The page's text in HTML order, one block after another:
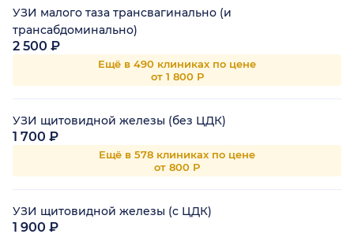
УЗИ малого таза трансвагинально (и
трансабдоминально)
2 500 ₽
Ещё в 490 клиниках по цене
от 1 800 Р
УЗИ щитовидной железы (без ЦДК)
1 700 ₽
Ещё в 578 клиниках по цене
от 800 Р
УЗИ щитовидной железы (с ЦДК)
1 900 ₽